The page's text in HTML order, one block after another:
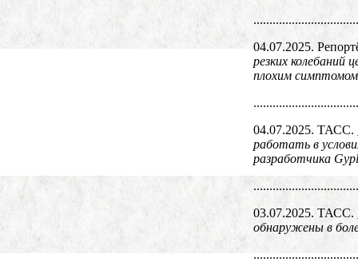
04.07.2025.
резких колебаний
плохим
04.07.2025. ТАСС.
работать в
разработчика
03.07.2025. ТАСС.
обнаружены в